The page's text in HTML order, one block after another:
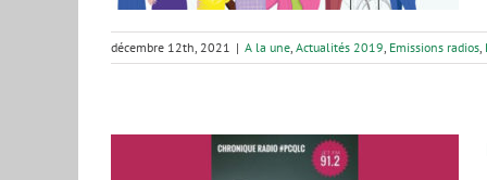
décembre 12th, 2021 | A la une, Actualités 2019, Emissions radios,